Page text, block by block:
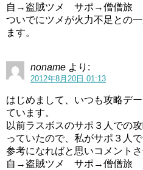
自→盗賊ツメ サポ→僧僧旅
ついでにツメが火力不足との
ます。
noname より:
2012年8月20日 01:13
はじめまして、いつも攻略デ
ています。
以前ラスボスのサポ３人での
っていたので、私がサポ３人
参考になればと思いコメントさ
自→盗賊ツメ サポ→僧僧旅